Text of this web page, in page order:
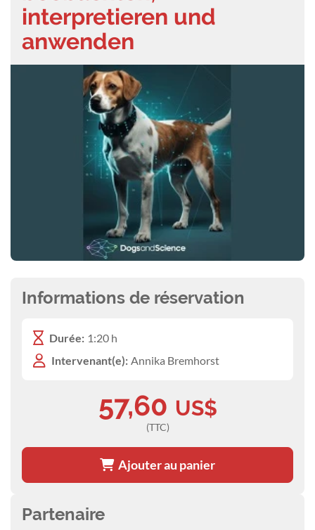
interpretieren und
anwenden
Informations de réservation
Durée: 1:20 h
Intervenant(e): Annika Bremhorst
57,60 US$
(TTC)
Ajouter au panier
Partenaire